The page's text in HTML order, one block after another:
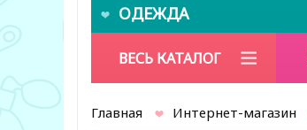
ОДЕЖДА
ВЕСЬ КАТАЛОГ
Главная Интернет-магазин